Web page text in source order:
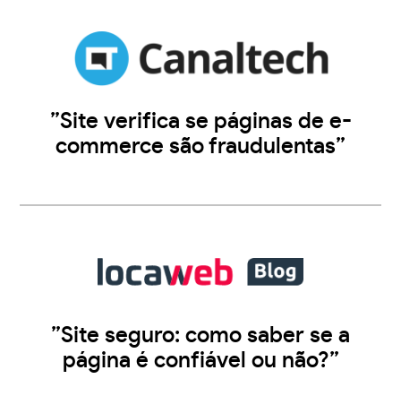
”Site verifica se páginas de e-
commerce são fraudulentas”
”Site seguro: como saber se a
página é confiável ou não?”